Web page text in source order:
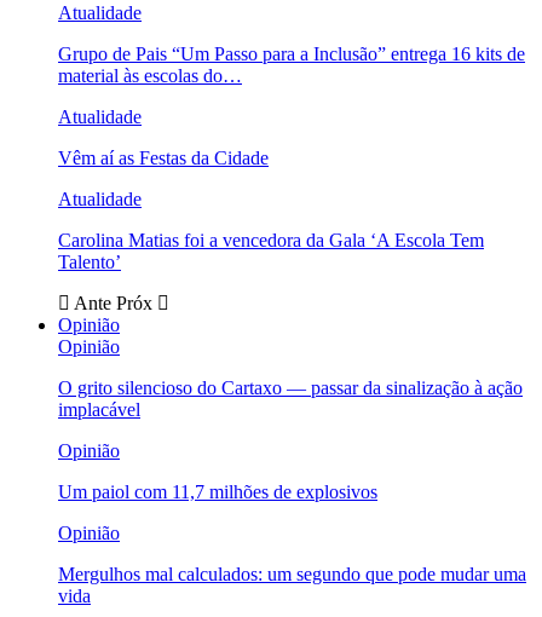
Atualidade
Grupo de Pais “Um Passo para a Inclusão” entrega 16 kits de
material às escolas do…
Atualidade
Vêm aí as Festas da Cidade
Atualidade
Carolina Matias foi a vencedora da Gala ‘A Escola Tem
Talento’
Ante Próx
Opinião
Opinião
O grito silencioso do Cartaxo — passar da sinalização à ação
implacável
Opinião
Um paiol com 11,7 milhões de explosivos
Opinião
Mergulhos mal calculados: um segundo que pode mudar uma
vida